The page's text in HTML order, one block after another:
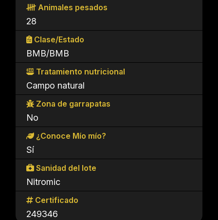
Animales pesados
28
Clase/Estado
BMB/BMB
Tratamiento nutricional
Campo natural
Zona de garrapatas
No
¿Conoce Mío mío?
Sí
Sanidad del lote
Nitromic
Certificado
249346